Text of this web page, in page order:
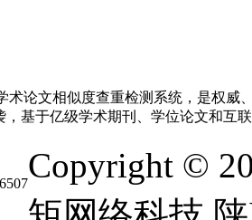
术论文相似度查重检测系统，是权
，基于亿级学术期刊、学位论文和互
Copyright ©